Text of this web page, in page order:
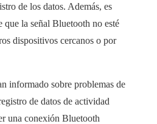
de los datos. Además, es
que la señal Bluetooth no esté
dispositivos cercanos o por
informado sobre problemas de
de datos de actividad
una conexión Bluetooth